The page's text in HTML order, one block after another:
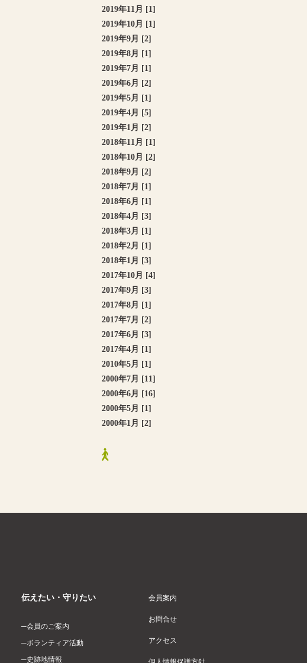
2019年11月 [1]
2019年10月 [1]
2019年9月 [2]
2019年8月 [1]
2019年7月 [1]
2019年6月 [2]
2019年5月 [1]
2019年4月 [5]
2019年1月 [2]
2018年11月 [1]
2018年10月 [2]
2018年9月 [2]
2018年7月 [1]
2018年6月 [1]
2018年4月 [3]
2018年3月 [1]
2018年2月 [1]
2018年1月 [3]
2017年10月 [4]
2017年9月 [3]
2017年8月 [1]
2017年7月 [2]
2017年6月 [3]
2017年4月 [1]
2010年5月 [1]
2000年7月 [11]
2000年6月 [16]
2000年5月 [1]
2000年1月 [2]
伝えたい・守りたい
会員のご案内
ボランティア活動
史跡地情報
会員案内
お問合せ
アクセス